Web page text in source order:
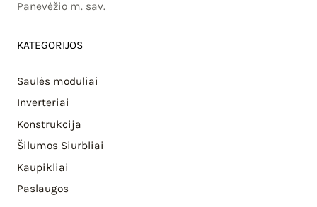
Panevėžio m. sav.
KATEGORIJOS
Saulės moduliai
Inverteriai
Konstrukcija
Šilumos Siurbliai
Kaupikliai
Paslaugos